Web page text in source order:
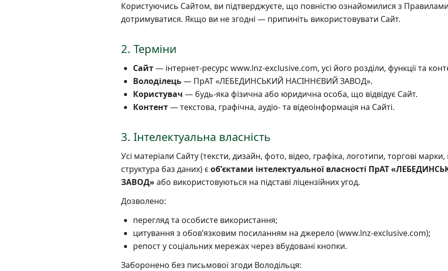
Користуючись Сайтом, ви підтверджуєте, що повністю ознайомилися з Правилами
дотримуватися. Якщо ви не згодні — припиніть використовувати Сайт.
2. Терміни
Сайт— інтернет-ресурс www.lnz-exclusive.com, усі його розділи, функції та
Володілець— ПрАТ «ЛЕБЕДИНСЬКИЙ НАСІННЄВИЙ ЗАВОД».
Користувач — будь-яка фізична або юридична особа, що відвідує Сайт.
Контент— текстова, графічна, аудіо- та відеоінформація на Сайті.
3. Інтелектуальна власність
Усі матеріали Сайту (тексти, дизайн, фото, відео, графіка, логотипи, торгові
структура баз даних) єобʼєктами інтелектуальної власності ПрАТ
ЗАВОД» або використовуються на підставі ліцензійних угод.
Дозволено:
перегляд та особисте використання;
цитування з обовʼязковим посиланням на джерело (www.lnz-exclusive.com);
репост у соціальних мережах через вбудовані кнопки.
Заборонено без письмової згоди Володільця: